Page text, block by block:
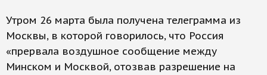
Утром 26 марта была получена телеграмма из
Москвы, в которой говорилось, что Россия
«прервала воздушное сообщение между
Минском и Москвой, отозвав разрешение на